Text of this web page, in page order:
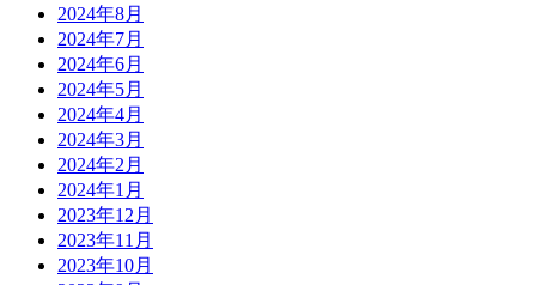
2024年8月
2024年7月
2024年6月
2024年5月
2024年4月
2024年3月
2024年2月
2024年1月
2023年12月
2023年11月
2023年10月